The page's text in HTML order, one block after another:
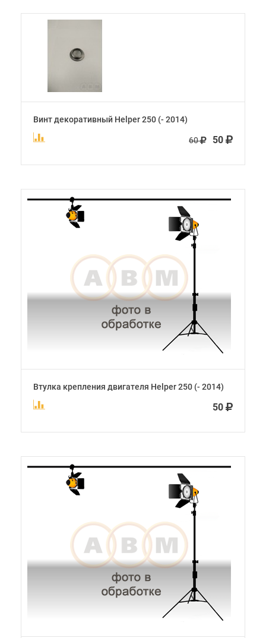
Винт декоративный Helper 250 (- 2014)
60 50
Втулка крепления двигателя Helper 250 (- 2014)
50